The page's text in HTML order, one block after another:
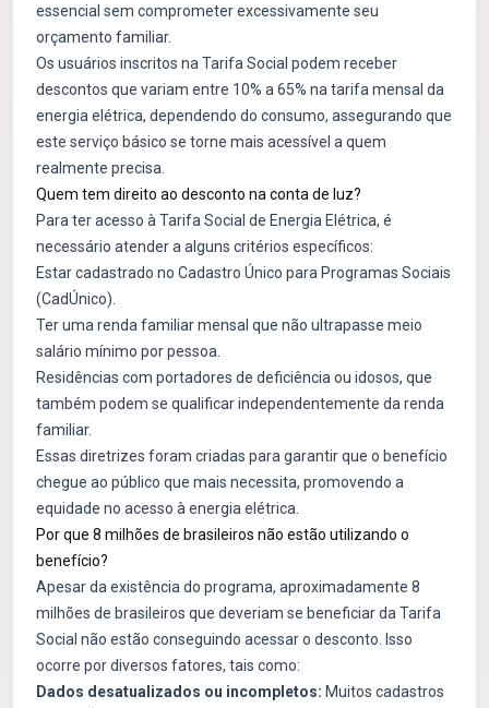
essencial sem comprometer excessivamente seu
orçamento familiar.
Os usuários inscritos na Tarifa Social podem receber
descontos que variam entre 10% a 65% na tarifa mensal da
energia elétrica, dependendo do consumo, assegurando que
este serviço básico se torne mais acessível a quem
realmente precisa.
Quem tem direito ao desconto na conta de luz?
Para ter acesso à Tarifa Social de Energia Elétrica, é
necessário atender a alguns critérios específicos:
Estar cadastrado no Cadastro Único para Programas Sociais
(CadÚnico).
Ter uma renda familiar mensal que não ultrapasse meio
salário mínimo por pessoa.
Residências com portadores de deficiência ou idosos, que
também podem se qualificar independentemente da renda
familiar.
Essas diretrizes foram criadas para garantir que o benefício
chegue ao público que mais necessita, promovendo a
equidade no acesso à energia elétrica.
Por que 8 milhões de brasileiros não estão utilizando o
benefício?
Apesar da existência do programa, aproximadamente 8
milhões de brasileiros que deveriam se beneficiar da Tarifa
Social não estão conseguindo acessar o desconto. Isso
ocorre por diversos fatores, tais como:
Dados desatualizados ou incompletos: Muitos cadastros